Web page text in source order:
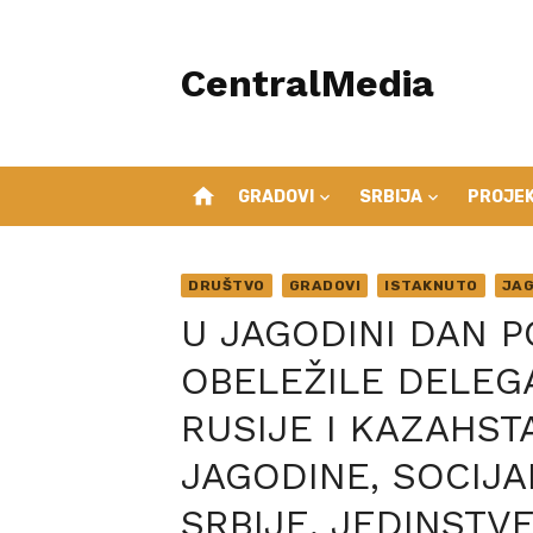
CentralMedia
home GRADOVI SRBIJA
DRUŠTVO GRADOVI ISTAKNUTO
U JAGODINI DAN
OBELEŽILE
RUSIJE I
JAGODINE,
SRBIJE,